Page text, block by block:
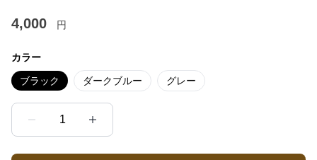
4,000 円
カラー
ブラック ダークブルー グレー
1